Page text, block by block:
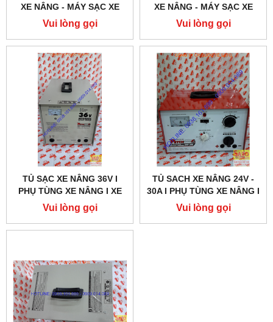
XE NÂNG - MÁY SẠC XE
NÂNG
Vui lòng gọi
XE NÂNG - MÁY SẠC XE
NÂNG
Vui lòng gọi
TỦ SẠC XE NÂNG 36V I
PHỤ TÙNG XE NÂNG I XE
NÂNG SATO
Vui lòng gọi
TỦ SACH XE NÂNG 24V -
30A I PHỤ TÙNG XE NÂNG I
XE NÂNG SATO
Vui lòng gọi